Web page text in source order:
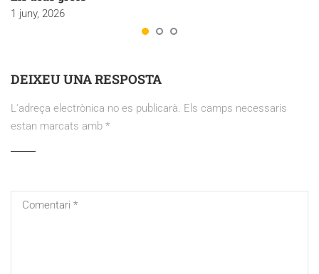
1 juny, 2026
DEIXEU UNA RESPOSTA
L'adreça electrònica no es publicarà. Els camps necessaris
estan marcats amb *